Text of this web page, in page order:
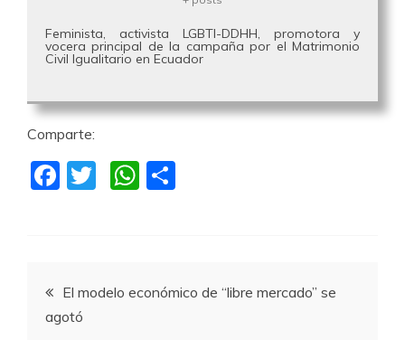
Feminista, activista LGBTI-DDHH, promotora y
vocera principal de la campaña por el Matrimonio
Civil Igualitario en Ecuador
Comparte:
F
b
o
T
W
A a
Navegación
El modelo económico de “libre mercado” se
agotó